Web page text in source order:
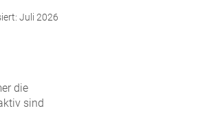
Juli 2026
die
sind